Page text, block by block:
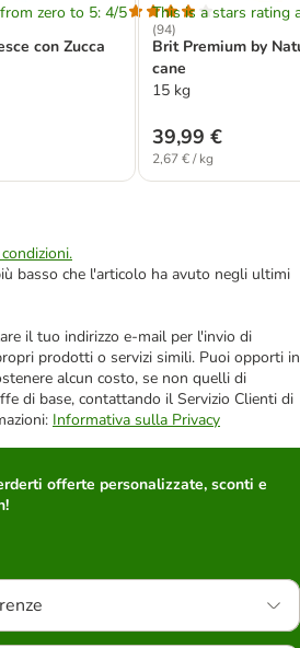
zero to 5: 4/5
con Zucca
This is a stars rating
(94)
Brit Premium by
cane
15 kg
39,99 €
2,67 € / kg
basso che l'articolo ha avuto negli ultimi
il tuo indirizzo e-mail per l'invio di
prodotti o servizi simili. Puoi opporti in
alcun costo, se non quelli di
di base, contattando il Servizio Clienti di
Informativa sulla Privacy
offerte personalizzate, sconti e